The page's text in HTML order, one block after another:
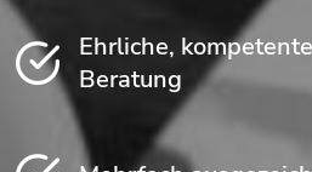
Ehrliche,
Beratung